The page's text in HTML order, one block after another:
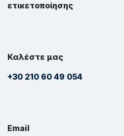
ετικετοποίησης
Καλέστε μας
+30 210 60 49 054
Email